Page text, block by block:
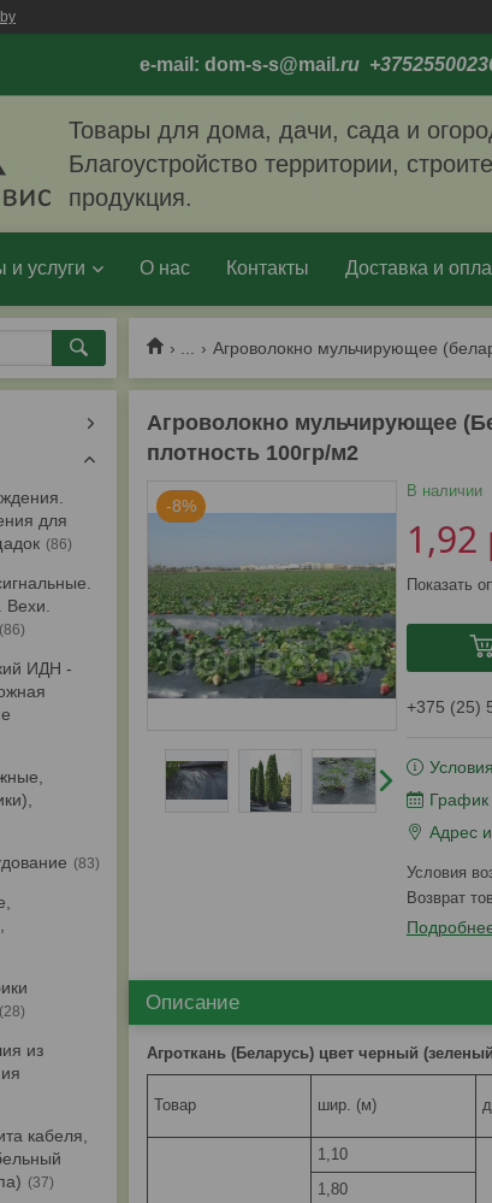
e-mail: dom-s-s@mail .ru
Товары для дома, дачи, сада и
Благоустройство территории,
продукция.
и услуги О нас Контакты Доставка и
Агроволокно мульчирующее
Агроволокно мульчирующее
плотность 100гр/м2
-8%
В наличии
1,92
Показать
+375 (25)
График
Адрес
возврат
Описание
Агроткань (Беларусь) цвет черный
Товар шир. (м)
1,10
1,80
для
86
86
ИДН -
83
28
из
кабеля,
37